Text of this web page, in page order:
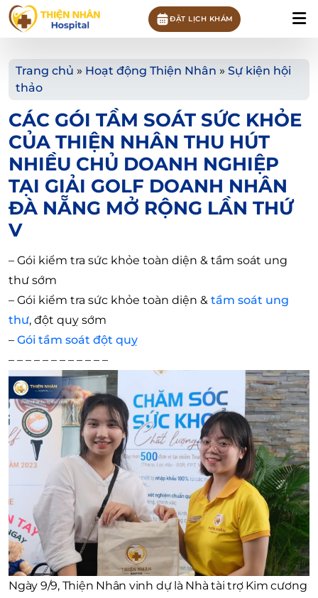
ĐẶT LỊCH KHÁM
Trang chủ » Hoạt động Thiện Nhân » Sự kiện hội
thảo
CÁC GÓI TẦM SOÁT SỨC KHỎE
CỦA THIỆN NHÂN THU HÚT
NHIỀU CHỦ DOANH NGHIỆP
TẠI GIẢI GOLF DOANH NHÂN
ĐÀ NẴNG MỞ RỘNG LẦN THỨ
V
– Gói kiểm tra sức khỏe toàn diện & tầm soát ung
thư sớm
– Gói kiểm tra sức khỏe toàn diện & tầm soát ung
thư, đột quỵ sớm
– Gói tầm soát đột quỵ
– – – – – – – – – – – –
Ngày 9/9, Thiện Nhân vinh dự là Nhà tài trợ Kim cương